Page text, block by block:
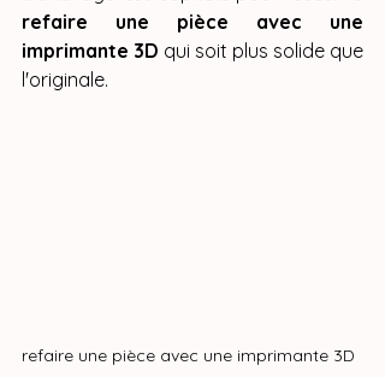
refaire une pièce avec une
imprimante 3D qui soit plus solide que
l'originale.
refaire une pièce avec une imprimante 3D